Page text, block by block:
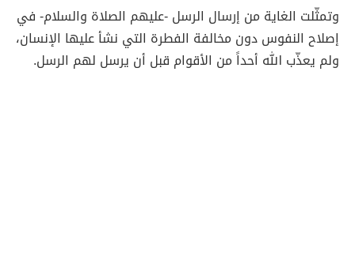
وتمثّلت الغاية من إرسال الرسل -عليهم الصلاة والسلام- في
إصلاح النفوس دون مخالفة الفطرة التي نشأ عليها الإنسان،
ولم يعذّب الله أحداً من الأقوام قبل أن يرسل لهم الرسل.